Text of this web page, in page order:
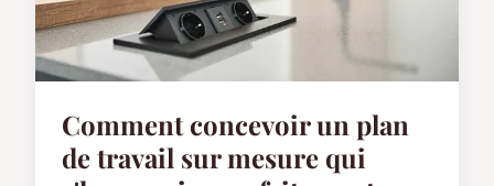
Comment concevoir un plan
de travail sur mesure qui